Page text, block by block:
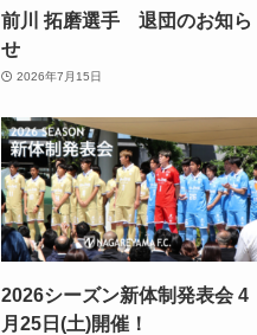
前川 拓磨選手 退団のお知ら
せ
2026年7月15日
2026シーズン新体制発表会 4
月25日(土)開催！